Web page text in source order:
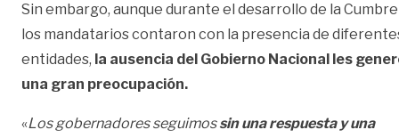
Sin embargo, aunque durante el desarrollo de la Cumbre
los mandatarios contaron con la presencia de
entidades, la ausencia del Gobierno Nacional les
una gran preocupación.
«Los gobernadores seguimossin una respuesta y una